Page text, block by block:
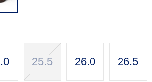
25.5 26.0 26.5